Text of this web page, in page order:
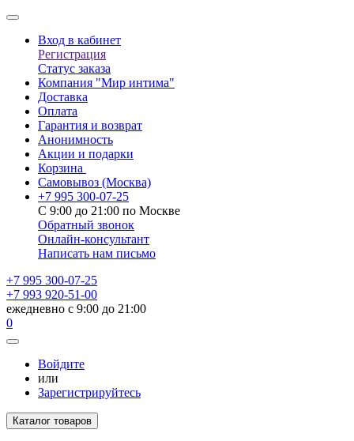
Вход в кабинет
Регистрация
Статус заказа
Компания "Мир интима"
Доставка
Оплата
Гарантия и возврат
Анонимность
Акции и подарки
Корзина
Самовывоз (Москва)
+7 995 300-07-25
С 9:00 до 21:00 по Москве
Обратный звонок
Онлайн-консультант
Написать нам письмо
+7 995 300-07-25
+7 993 920-51-00
ежедневно с 9:00 до 21:00
0
Войдите
или
Зарегистрируйтесь
Каталог товаров